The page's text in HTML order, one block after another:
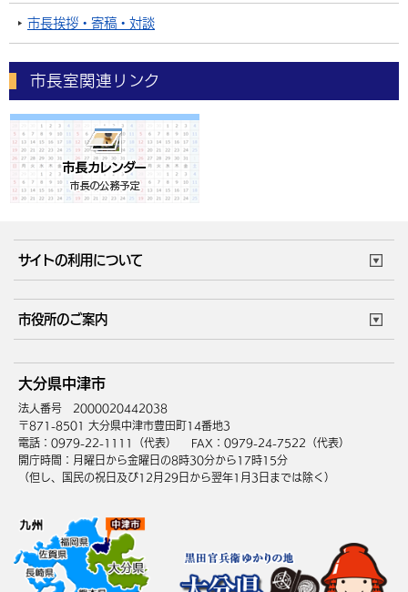
市長挨拶・寄稿・対談
市長室関連リンク
サイトの利用について
サイトマップ
市役所のご案内
庁舎地図 組織案内
中津市へのアクセス
大分県中津市
法人番号 2000020442038
〒871-8501 大分県中津市豊田町14番地3
電話：0979-22-1111（代表）
FAX：0979-24-7522（代表）
開庁時間：月曜日から金曜日の8時30分から17時15分
（但し、国民の祝日及び12月29日から翌年1月3日までは除く）